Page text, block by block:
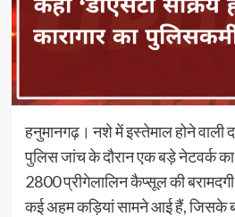
हनुमानगढ़। नशे में इस्तेमाल होने वाली
पुलिस जांच के दौरान एक बड़े नेटवर्क
2800 प्रीगेलालिन कैप्सूल की
कई अहम कड़ियां सामने आई हैं, जिसके